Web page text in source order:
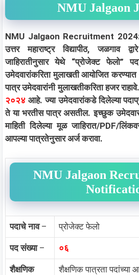
NMU Jalgaon
NMU Jalgaon Recruitment 2024:
उत्तर महाराष्ट्र विद्यापीठ, जळगाव
जाहिरातीनुसार येथे “प्रोजेक्ट फेलो”
उमेदवारांकरिता मुलाखती आयोजित
पात्र उमेदवारांनी मुलाखतीकरिता हजर
२०२४ आहे. ज्या उमेदवारांकडे दिलेल्या
ते या भरतीस पात्र असतील. इच्छुक
माहिती दिलेल्या मूळ जाहिरात/PDF/
आपल्या पात्रतेनुसार अर्ज करावा.
NMU Jalgaon
पदाचे नाव– प्रोजेक्ट फेलो
पद संख्या– ०६
शैक्षणिक
शैक्षणिक पात्रता